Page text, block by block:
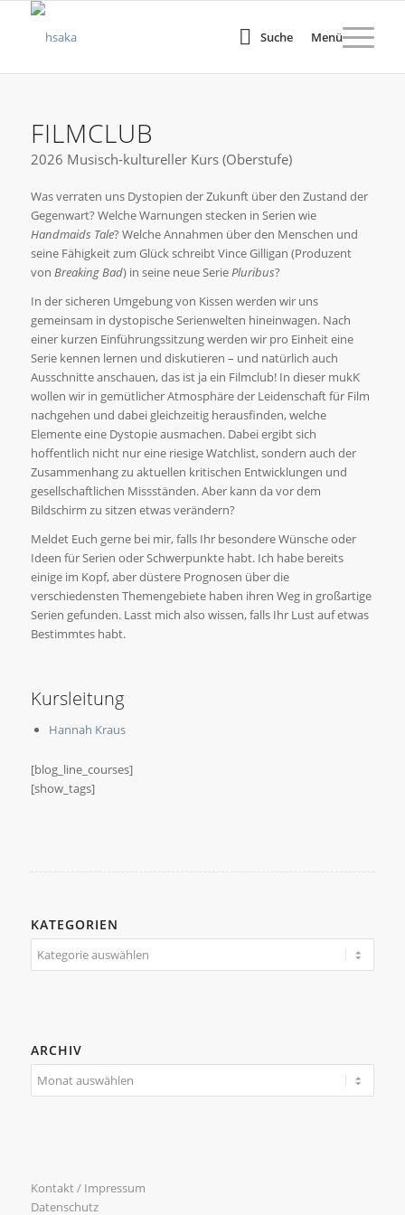
Suche Menü
FILMCLUB
2026 Musisch-kultureller Kurs (Oberstufe)
Was verraten uns Dystopien der Zukunft über den Zustand der
Gegenwart? Welche Warnungen stecken in Serien wie
Handmaids Tale? Welche Annahmen über den Menschen und
seine Fähigkeit zum Glück schreibt Vince Gilligan (Produzent
von Breaking Bad) in seine neue Serie Pluribus?
In der sicheren Umgebung von Kissen werden wir uns
gemeinsam in dystopische Serienwelten hineinwagen. Nach
einer kurzen Einführungssitzung werden wir pro Einheit eine
Serie kennen lernen und diskutieren – und natürlich auch
Ausschnitte anschauen, das ist ja ein Filmclub! In dieser mukK
wollen wir in gemütlicher Atmosphäre der Leidenschaft für Film
nachgehen und dabei gleichzeitig herausfinden, welche
Elemente eine Dystopie ausmachen. Dabei ergibt sich
hoffentlich nicht nur eine riesige Watchlist, sondern auch der
Zusammenhang zu aktuellen kritischen Entwicklungen und
gesellschaftlichen Missständen. Aber kann da vor dem
Bildschirm zu sitzen etwas verändern?
Meldet Euch gerne bei mir, falls Ihr besondere Wünsche oder
Ideen für Serien oder Schwerpunkte habt. Ich habe bereits
einige im Kopf, aber düstere Prognosen über die
verschiedensten Themengebiete haben ihren Weg in großartige
Serien gefunden. Lasst mich also wissen, falls Ihr Lust auf etwas
Bestimmtes habt.
Kursleitung
Hannah Kraus
[blog_line_courses]
[show_tags]
KATEGORIEN
Kategorien
ARCHIV
Kontakt / Impressum
Datenschutz